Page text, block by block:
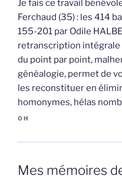
Je fais ce travail
Ferchaud (35) : les 414
155-201 par Odile
retranscription
du point par point,
généalogie, permet de
les reconstituer en
homonymes, hélas
OH
Mes mémoires